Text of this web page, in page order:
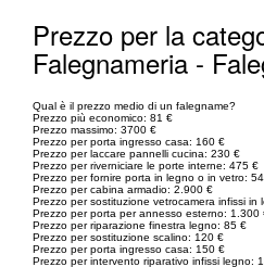
Prezzo per la
Falegnameria -
Qual è il prezzo medio di un falegname?
Prezzo più economico: 81 €
Prezzo massimo: 3700 €
Prezzo per porta ingresso casa: 160 €
Prezzo per laccare pannelli cucina: 230 €
Prezzo per riverniciare le porte interne: 475 €
Prezzo per fornire porta in legno o in vetro:
Prezzo per cabina armadio: 2.900 €
Prezzo per sostituzione vetrocamera infissi in
Prezzo per porta per annesso esterno: 1.300
Prezzo per riparazione finestra legno: 85 €
Prezzo per sostituzione scalino: 120 €
Prezzo per porta ingresso casa: 150 €
Prezzo per intervento riparativo infissi legno: